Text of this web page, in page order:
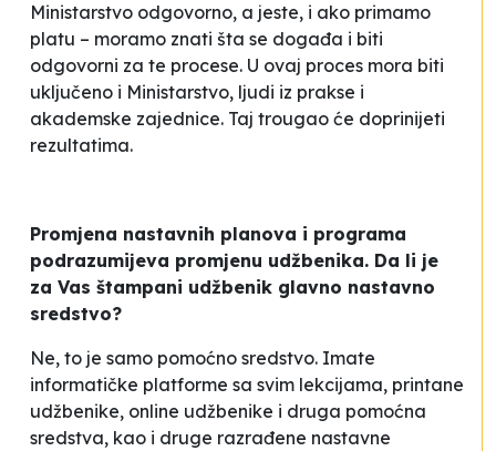
Ministarstvo odgovorno, a jeste, i ako primamo
platu – moramo znati šta se događa i biti
odgovorni za te procese. U ovaj proces mora biti
uključeno i Ministarstvo, ljudi iz prakse i
akademske zajednice. Taj trougao će doprinijeti
rezultatima.
Promjena nastavnih planova i programa
podrazumijeva promjenu udžbenika. Da li je
za Vas štampani udžbenik glavno nastavno
sredstvo?
Ne, to je samo pomoćno sredstvo. Imate
informatičke platforme sa svim lekcijama, printane
udžbenike, online udžbenike i druga pomoćna
sredstva, kao i druge razrađene nastavne